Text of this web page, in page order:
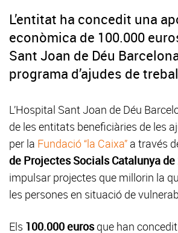
L’entitat ha concedit una
econòmica de 100.000
Sant Joan de Déu
programa d’ajudes de
L’Hospital Sant Joan de Déu
de les entitats beneficiàries de les
per la Fundació “la Caixa” a través
de Projectes Socials Catalunya de
impulsar projectes que millorin la
les persones en situació de
Els 100.000 eurosque han